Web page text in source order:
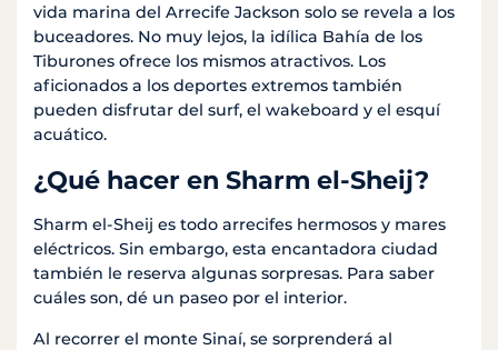
vida marina del Arrecife Jackson solo se revela a los
buceadores. No muy lejos, la idílica Bahía de los
Tiburones ofrece los mismos atractivos. Los
aficionados a los deportes extremos también
pueden disfrutar del surf, el wakeboard y el esquí
acuático.
¿Qué hacer en Sharm el-Sheij?
Sharm el-Sheij es todo arrecifes hermosos y mares
eléctricos. Sin embargo, esta encantadora ciudad
también le reserva algunas sorpresas. Para saber
cuáles son, dé un paseo por el interior.
Al recorrer el monte Sinaí, se sorprenderá al